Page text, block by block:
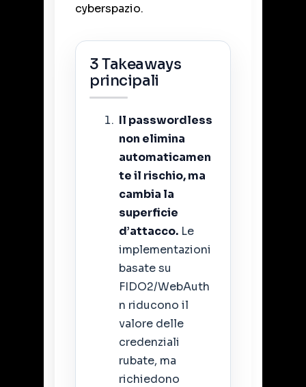
cyberspazio.
3 Takeaways
principali
Il passwordless
non elimina
automaticamen
te il rischio, ma
cambia la
superficie
d’attacco. Le
implementazioni
basate su
FIDO2/WebAuth
n riducono il
valore delle
credenziali
rubate, ma
richiedono